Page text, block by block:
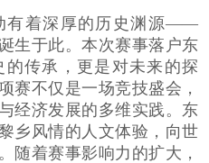
有着深厚的历史渊源——
生于此。本次赛事落户东
传承，更是对未来的探
赛不仅是一场竞技盛会，
经济发展的多维实践。东
乡风情的人文体验，向世
随着赛事影响力的扩大，